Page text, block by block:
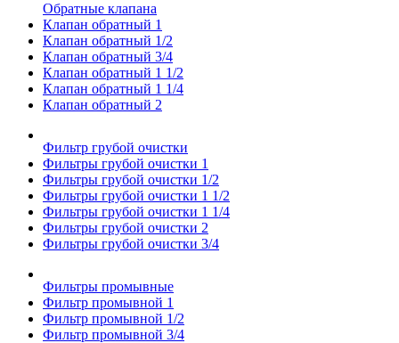
Обратные клапана
Клапан обратный 1
Клапан обратный 1/2
Клапан обратный 3/4
Клапан обратный 1 1/2
Клапан обратный 1 1/4
Клапан обратный 2
Фильтр грубой очистки
Фильтры грубой очистки 1
Фильтры грубой очистки 1/2
Фильтры грубой очистки 1 1/2
Фильтры грубой очистки 1 1/4
Фильтры грубой очистки 2
Фильтры грубой очистки 3/4
Фильтры промывные
Фильтр промывной 1
Фильтр промывной 1/2
Фильтр промывной 3/4